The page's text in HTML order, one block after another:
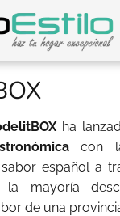
ha
con
español a
la mayoría
de una